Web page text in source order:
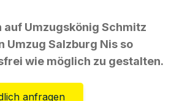
auf Umzugskönig Schmitz
Umzug Salzburg Nis so
wie möglich zu gestalten.
anfragen